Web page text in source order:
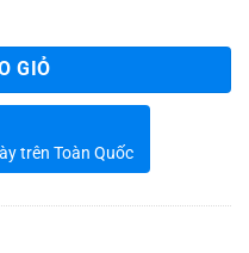
GIỎ
trên Toàn Quốc